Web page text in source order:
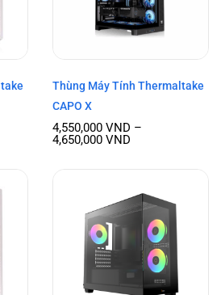
Thùng Máy Tính Thermaltake
CAPO X
4,550,000 VND –
4,650,000 VND